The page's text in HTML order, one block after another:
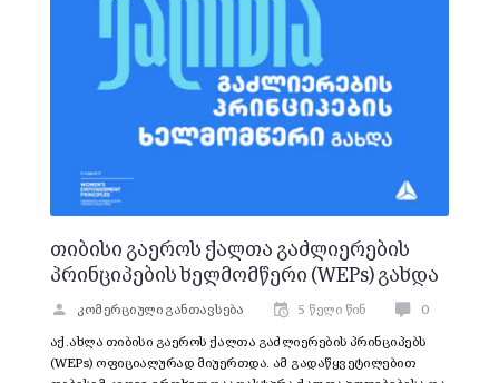
თიბისი გაეროს ქალთა გაძლიერების
პრინციპების ხელმომწერი (WEPs) გახდა
კომერციული განთავსება 5 წელი წინ 0
აქ.ახლა თიბისი გაეროს ქალთა გაძლიერების პრინციპებს
(WEPs) ოფიციალურად მიუერთდა. ამ გადაწყვეტილებით